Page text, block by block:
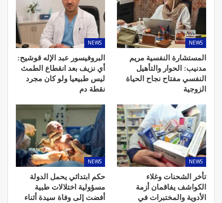
NEWS
المستشارة النفسية مريم
مدنيب: الحوار والتأهيل
النفسي مفتاح نجاح الحياة
الزوجية
NEWS
البروفيسور عبد الإله قوشيح:
أي نزيف بعد انقطاع الطمث
ليس طبيعيا ولو كان مجرد
نقطة دم
NEWS
تأخر الشحنات وغلاء
الكواشف يفاقمان أزمة
الأدوية والمختبرات في
NEWS
حكم ابتدائي يحمل الدولة
مسؤولية اختلالات طبية
أفضت إلى وفاة سيدة أثناء